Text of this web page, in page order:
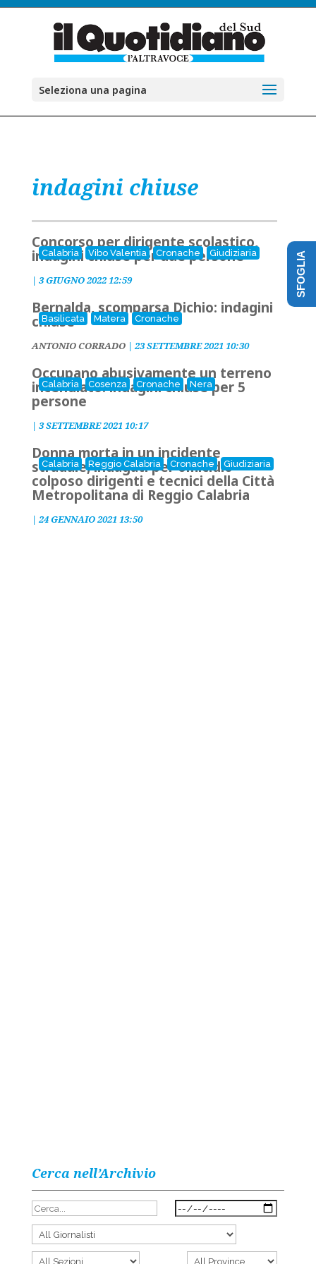
Seleziona una pagina
indagini chiuse
Calabria Vibo Valentia Cronache Giudiziaria
Concorso per dirigente scolastico,
indagini chiuse per due persone
| 3 GIUGNO 2022 12:59
Basilicata Matera Cronache
Bernalda, scomparsa Dichio: indagini
chiuse
ANTONIO CORRADO| 23 SETTEMBRE 2021 10:30
Calabria Cosenza Cronache Nera
Occupano abusivamente un terreno
incendiato: indagini chiuse per 5
persone
| 3 SETTEMBRE 2021 10:17
Calabria Reggio Calabria Cronache Giudiziaria
Donna morta in un incidente
stradale, indagati per omicidio
colposo dirigenti e tecnici della Città
Metropolitana di Reggio Calabria
| 24 GENNAIO 2021 13:50
Cerca nell’Archivio
SFOGLIA